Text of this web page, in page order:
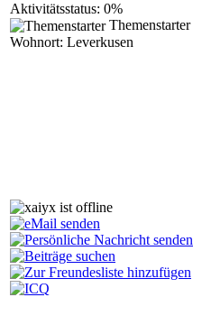
Aktivitätsstatus: 0%
Themenstarter
Wohnort: Leverkusen